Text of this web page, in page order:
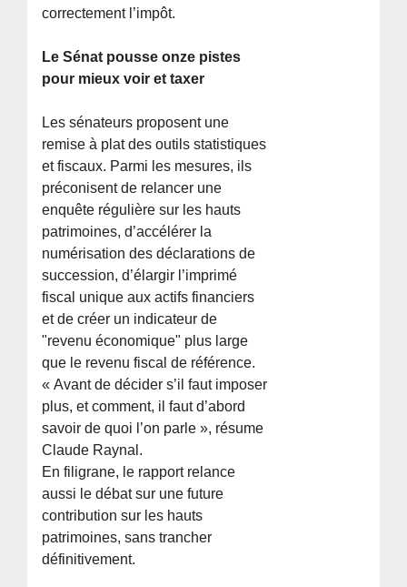
correctement l’impôt.
Le Sénat pousse onze pistes
pour mieux voir et taxer
Les sénateurs proposent une
remise à plat des outils statistiques
et fiscaux. Parmi les mesures, ils
préconisent de relancer une
enquête régulière sur les hauts
patrimoines, d’accélérer la
numérisation des déclarations de
succession, d’élargir l’imprimé
fiscal unique aux actifs financiers
et de créer un indicateur de
"revenu économique" plus large
que le revenu fiscal de référence.
« Avant de décider s’il faut imposer
plus, et comment, il faut d’abord
savoir de quoi l’on parle », résume
Claude Raynal.
En filigrane, le rapport relance
aussi le débat sur une future
contribution sur les hauts
patrimoines, sans trancher
définitivement.